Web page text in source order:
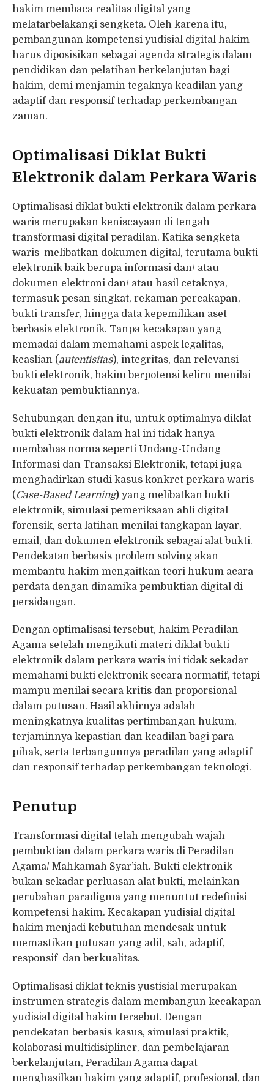
hakim membaca realitas digital yang
melatarbelakangi sengketa. Oleh karena itu,
pembangunan kompetensi yudisial digital hakim
harus diposisikan sebagai agenda strategis dalam
pendidikan dan pelatihan berkelanjutan bagi
hakim, demi menjamin tegaknya keadilan yang
adaptif dan responsif terhadap perkembangan
zaman.
Optimalisasi Diklat Bukti
Elektronik dalam Perkara Waris
Optimalisasi diklat bukti elektronik dalam perkara
waris merupakan keniscayaan di tengah
transformasi digital peradilan. Katika sengketa
waris melibatkan dokumen digital, terutama bukti
elektronik baik berupa informasi dan/ atau
dokumen elektroni dan/ atau hasil cetaknya,
termasuk pesan singkat, rekaman percakapan,
bukti transfer, hingga data kepemilikan aset
berbasis elektronik. Tanpa kecakapan yang
memadai dalam memahami aspek legalitas,
keaslian (autentisitas), integritas, dan relevansi
bukti elektronik, hakim berpotensi keliru menilai
kekuatan pembuktiannya.
Sehubungan dengan itu, untuk optimalnya diklat
bukti elektronik dalam hal ini tidak hanya
membahas norma seperti Undang-Undang
Informasi dan Transaksi Elektronik, tetapi juga
menghadirkan studi kasus konkret perkara waris
( Case-Based Learning) yang melibatkan bukti
elektronik, simulasi pemeriksaan ahli digital
forensik, serta latihan menilai tangkapan layar,
email, dan dokumen elektronik sebagai alat bukti.
Pendekatan berbasis problem solving akan
membantu hakim mengaitkan teori hukum acara
perdata dengan dinamika pembuktian digital di
persidangan.
Dengan optimalisasi tersebut, hakim Peradilan
Agama setelah mengikuti materi diklat bukti
elektronik dalam perkara waris ini tidak sekadar
memahami bukti elektronik secara normatif, tetapi
mampu menilai secara kritis dan proporsional
dalam putusan. Hasil akhirnya adalah
meningkatnya kualitas pertimbangan hukum,
terjaminnya kepastian dan keadilan bagi para
pihak, serta terbangunnya peradilan yang adaptif
dan responsif terhadap perkembangan teknologi.
Penutup
Transformasi digital telah mengubah wajah
pembuktian dalam perkara waris di Peradilan
Agama/ Mahkamah Syar’iah. Bukti elektronik
bukan sekadar perluasan alat bukti, melainkan
perubahan paradigma yang menuntut redefinisi
kompetensi hakim. Kecakapan yudisial digital
hakim menjadi kebutuhan mendesak untuk
memastikan putusan yang adil, sah, adaptif,
responsif dan berkualitas.
Optimalisasi diklat teknis yustisial merupakan
instrumen strategis dalam membangun kecakapan
yudisial digital hakim tersebut. Dengan
pendekatan berbasis kasus, simulasi praktik,
kolaborasi multidisipliner, dan pembelajaran
berkelanjutan, Peradilan Agama dapat
menghasilkan hakim yang adaptif, profesional, dan